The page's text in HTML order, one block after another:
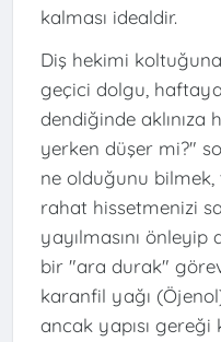
kalması idealdir.
Diş hekimi
geçici dolgu,
dendiğinde aklınıza
yerken düşer mi?"
ne olduğunu
rahat hissetmenizi
yayılmasını
bir "ara durak"
karanfil yağı
ancak yapısı gereği